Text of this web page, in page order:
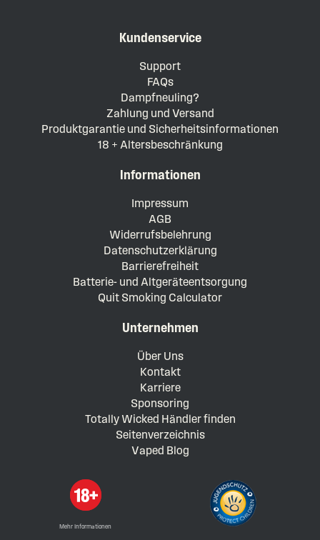
Kundenservice
Support
FAQs
Dampfneuling?
Zahlung und Versand
Produktgarantie und Sicherheitsinformationen
18 + Altersbeschränkung
Informationen
Impressum
AGB
Widerrufsbelehrung
Datenschutzerklärung
Barrierefreiheit
Batterie- und Altgeräteentsorgung
Quit Smoking Calculator
Unternehmen
Über Uns
Kontakt
Karriere
Sponsoring
Totally Wicked Händler finden
Seitenverzeichnis
Vaped Blog
Mehr Informationen